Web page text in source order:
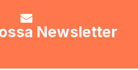
Newsletter